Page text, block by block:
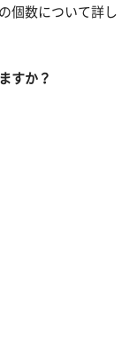
個数について詳し
すか？